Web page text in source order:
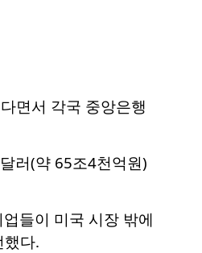
면서 각국 중앙은행
러(약 65조4천억원)
들이 미국 시장 밖에
했다.